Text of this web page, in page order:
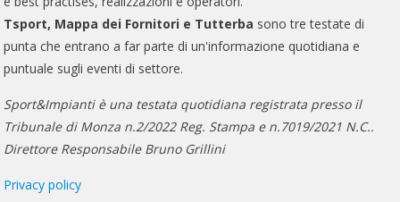
Tsport, Mappa dei Fornitori e Tutterba sono tre testate di
punta che entrano a far parte di un'informazione quotidiana e
puntuale sugli eventi di settore.
Sport&Impianti è una testata quotidiana registrata presso il
Tribunale di Monza n.2/2022 Reg. Stampa e n.7019/2021 N.C..
Direttore Responsabile Bruno Grillini
Privacy policy